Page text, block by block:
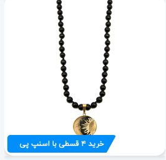
خرید۴قسطی با اسنپ پی